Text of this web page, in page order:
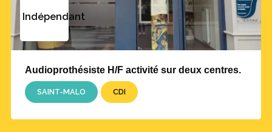
Indépendant
Audioprothésiste H/F activité sur deux centres.
SAINT-MALO CDI